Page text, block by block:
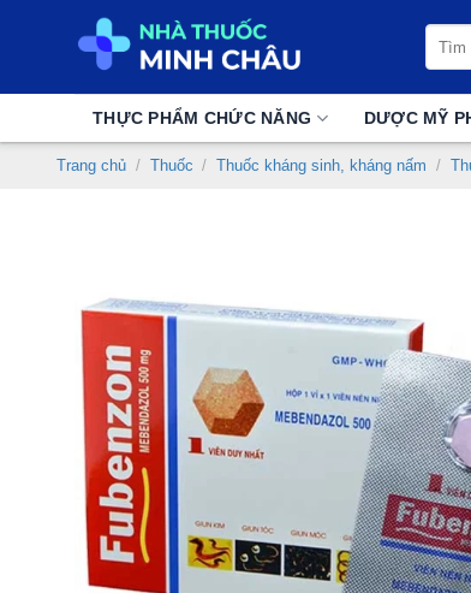
kiếm:
THỰC PHẨM CHỨC NĂNG DƯỢC MỸ
Trang chủ / Thuốc / Thuốc kháng sinh, kháng nấm /